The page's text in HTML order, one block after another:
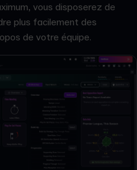
vous disposerez de
plus facilement des
de votre équipe.